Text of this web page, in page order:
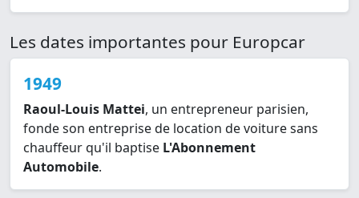
Les dates importantes pour Europcar
1949
Raoul-Louis Mattei, un entrepreneur parisien,
fonde son entreprise de location de voiture sans
chauffeur qu'il baptise L'Abonnement
Automobile.